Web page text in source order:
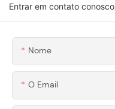
Entrar em contato conosco
Nome
O Email